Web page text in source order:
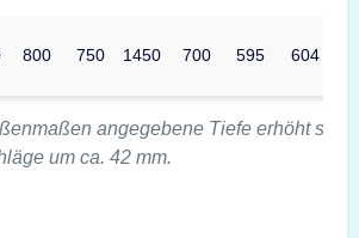
800 750 1450 700 595 604
angegebene Tiefe erhöht sich
um ca. 42 mm.